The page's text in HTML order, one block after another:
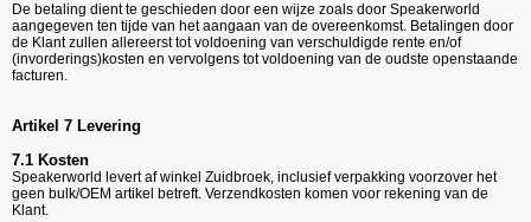
De betaling dient te geschieden door een wijze zoals door Speakerworld
aangegeven ten tijde van het aangaan van de overeenkomst. Betalingen door
de Klant zullen allereerst tot voldoening van verschuldigde rente en/of
(invorderings)kosten en vervolgens tot voldoening van de oudste openstaande
facturen.
Artikel 7 Levering
7.1 Kosten
Speakerworld levert af winkel Zuidbroek, inclusief verpakking voorzover het
geen bulk/OEM artikel betreft. Verzendkosten komen voor rekening van de
Klant.